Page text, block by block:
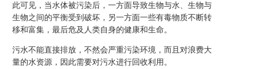
此可见，当水体被污染后，一方面导致生物与水、生物与
生物之间的平衡受到破坏，另一方面一些有毒物质不断转
移和富集，最后危及人类自身的健康和生命。
污水不能直接排放，不然会严重污染环境，而且对浪费大
量的水资源，因此需要对污水进行回收利用。